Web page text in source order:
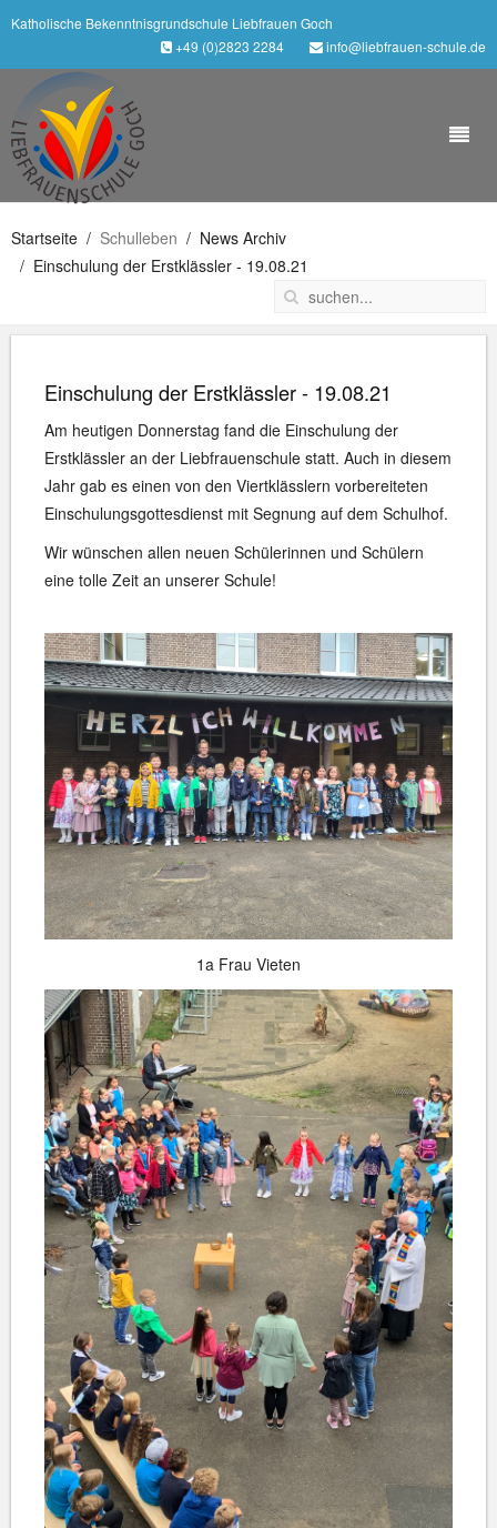
Katholische Bekenntnisgrundschule Liebfrauen Goch
+49 (0)2823 2284
info@liebfrauen-schule.de
Startseite Schulleben
News Archiv
Einschulung der Erstklässler - 19.08.21
Einschulung der Erstklässler - 19.08.21
Am heutigen Donnerstag fand die Einschulung der
Erstklässler an der Liebfrauenschule statt. Auch in diesem
Jahr gab es einen von den Viertklässlern vorbereiteten
Einschulungsgottesdienst mit Segnung auf dem Schulhof.
Wir wünschen allen neuen Schülerinnen und Schülern
eine tolle Zeit an unserer Schule!
1a Frau Vieten